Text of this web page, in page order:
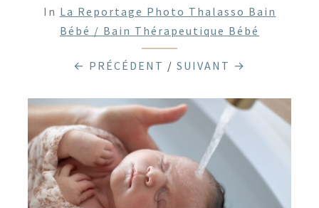
In La Reportage Photo Thalasso Bain
Bébé / Bain Thérapeutique Bébé
← PRÉCÉDENT / SUIVANT →